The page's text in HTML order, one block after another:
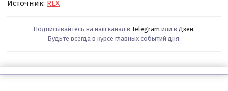
Источник: REX
Подписывайтесь на наш канал в Telegram или в Дзен.
Будьте всегда в курсе главных событий дня.